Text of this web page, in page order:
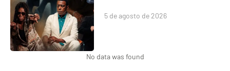
5 de agosto de 2026
No data was found